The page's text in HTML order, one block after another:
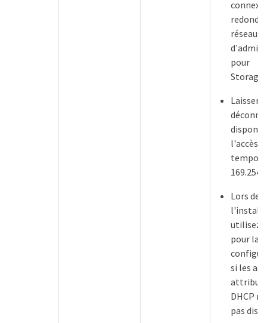
réseau
pour
Laisser
l'accès
Lors de
utilisez
pour la
si les
DHCP
pas